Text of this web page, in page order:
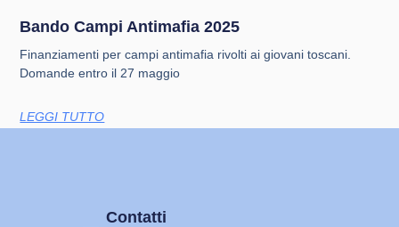
Bando Campi Antimafia 2025
Finanziamenti per campi antimafia rivolti ai giovani toscani.
Domande entro il 27 maggio
LEGGI TUTTO
Contatti